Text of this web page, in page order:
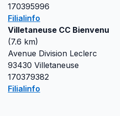
170395996
Filialinfo
Villetaneuse CC Bienvenu
(7.6 km)
Avenue Division Leclerc
93430 Villetaneuse
170379382
Filialinfo